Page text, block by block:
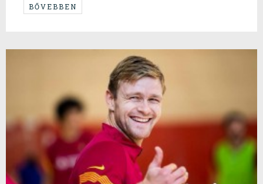
Utolsó fordulójához érkezett ez az őrült Bajnokok Ligája csoportkör. Az
EHF még kicsit meg is kavarta a szálakat ezzel az elmaradt meccsek
BŐVEBBEN